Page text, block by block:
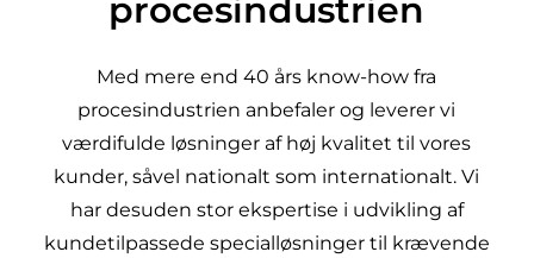
procesindustrien
Med mere end 40 års know-how fra
procesindustrien anbefaler og leverer vi
værdifulde løsninger af høj kvalitet til vores
kunder, såvel nationalt som internationalt. Vi
har desuden stor ekspertise i udvikling af
kundetilpassede specialløsninger til krævende